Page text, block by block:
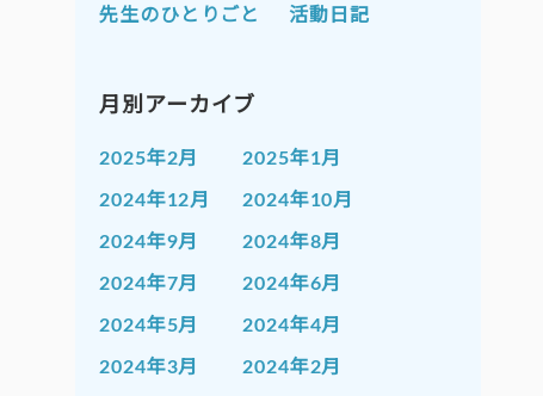
先生のひとりごと 活動日記
月別アーカイブ
2025年2月 2025年1月
2024年12月 2024年10月
2024年9月 2024年8月
2024年7月 2024年6月
2024年5月 2024年4月
2024年3月 2024年2月